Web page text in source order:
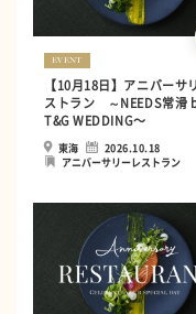
EVENT
【10月18日】アニバーサ
ストラン ～NEEDS常滑
T&G WEDDING〜
東海
2026.10.18
アニバーサリーレストラン